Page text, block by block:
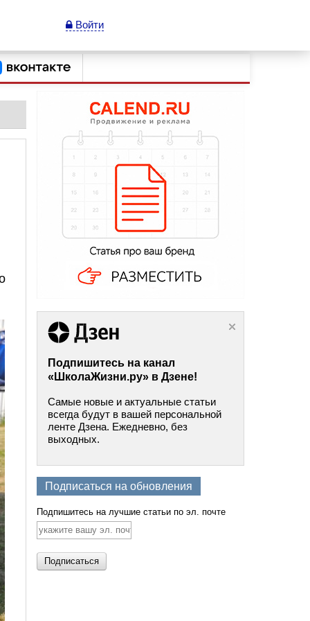
Войти
Подпишитесь на канал
«ШколаЖизни.ру» в Дзене!
Самые новые и актуальные статьи
всегда будут в вашей персональной
ленте Дзена. Ежедневно, без
выходных.
Подписаться на обновления
Подпишитесь на лучшие статьи по эл. почте